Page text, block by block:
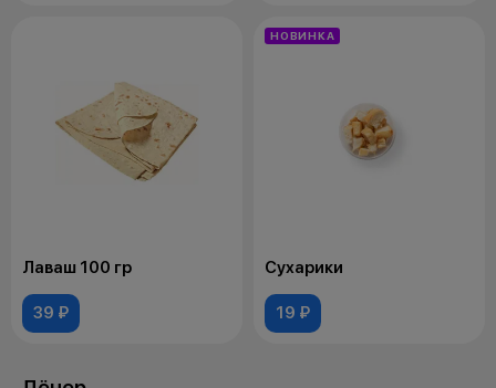
Лаваш 100 гр
39 ₽
НОВИНКА
Сухарики
19 ₽